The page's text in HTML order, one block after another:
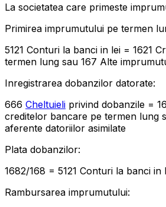
La societatea care primeste
Primirea imprumutului pe termen
5121 Conturi la banci in lei = 1621
termen lung sau 167 Alte
Inregistrarea dobanzilor datorate:
666 Cheltuieli privind dobanzile =
creditelor bancare pe termen lung
aferente datoriilor asimilate
Plata dobanzilor:
1682/168 = 5121 Conturi la banci in
Rambursarea imprumutului: